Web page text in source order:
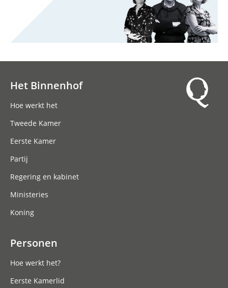
Het Binnenhof
Hoe werkt het
Tweede Kamer
Eerste Kamer
Partij
Regering en kabinet
Ministeries
Koning
Personen
Hoe werkt het?
Eerste Kamerlid